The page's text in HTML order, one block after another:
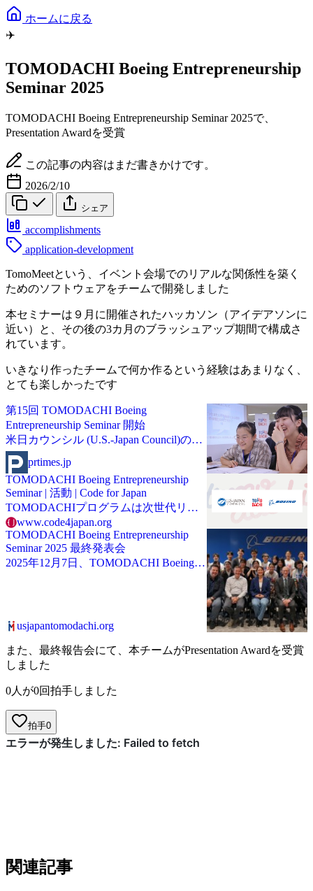
ホームに戻る
✈️
TOMODACHI Boeing Entrepreneurship
Seminar 2025
TOMODACHI Boeing Entrepreneurship Seminar 2025で、
Presentation Awardを受賞
この記事の内容はまだ書きかけです。
2026/2/10
シェア
accomplishments
application-development
TomoMeetという、イベント会場でのリアルな関係性を築く
ためのソフトウェアをチームで開発しました
本セミナーは９月に開催されたハッカソン（アイデアソンに
近い）と、その後の3カ月のブラッシュアップ期間で構成さ
れています。
いきなり作ったチームで何か作るという経験はあまりなく、
とても楽しかったです
第15回 TOMODACHI Boeing
Entrepreneurship Seminar 開始
米日カウンシル (U.S.-Japan Council)のプ
レスリリース（2025年6月12日 14時00
分）第15回 TOMODACHI Boeing
Entrepreneurship Seminar 開始
prtimes.jp
TOMODACHI Boeing Entrepreneurship
Seminar | 活動 | Code for Japan
TOMODACHIプログラムは次世代リー
ダーの育成を目指したプログラムです。
www.code4japan.org
TOMODACHI Boeing Entrepreneurship
Seminar 2025 最終発表会
2025年12月7日、TOMODACHI Boeing
高等学校・専門学校・高専・大学・大学
usjapantomodachi.org
また、最終報告会にて、本チームがPresentation Awardを受賞
しました
0人が0回拍手しました
拍手0
関連記事